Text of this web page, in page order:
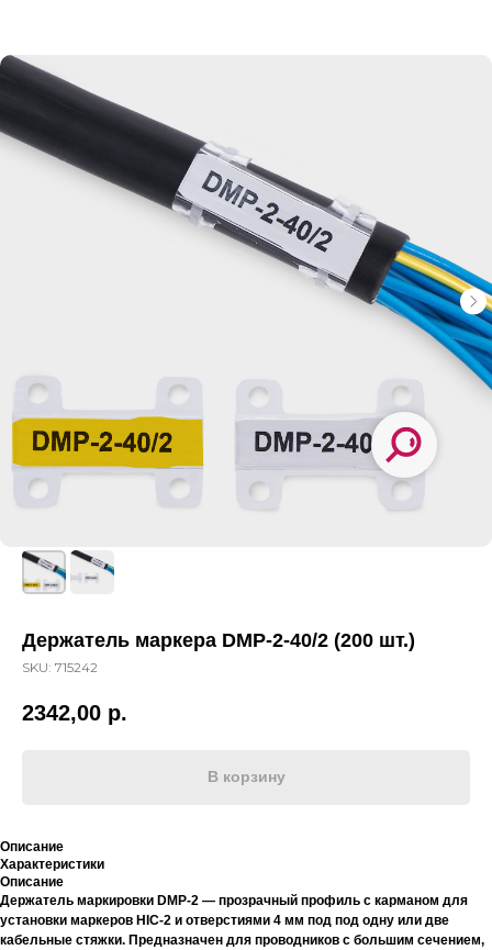
Держатель маркера DMP-2-40/2 (200 шт.)
SKU: 715242
2342,00 р.
В корзину
Описание
Характеристики
Описание
Держатель маркировки DMP-2 — прозрачный профиль с карманом для
установки маркеров HIC-2 и отверстиями 4 мм под под одну или две
кабельные стяжки. Предназначен для проводников с большим сечением,